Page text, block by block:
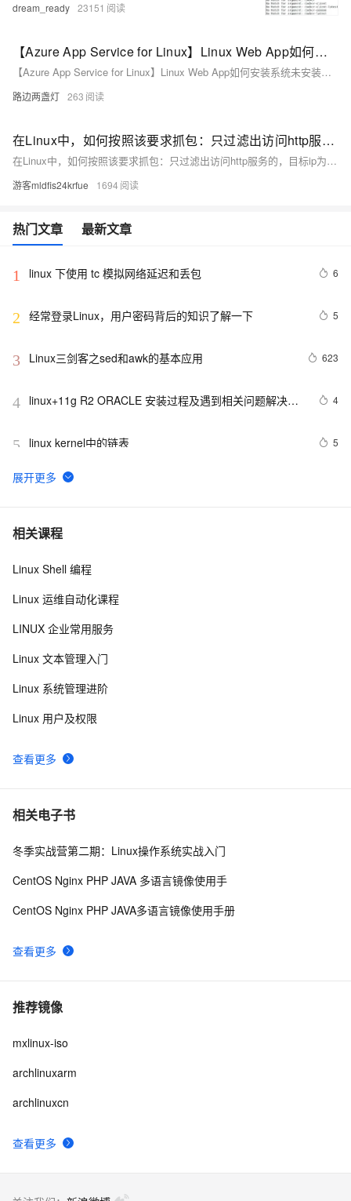
dream_ready 23151
【Azure App Service for Linux】Linux Web App如何安装系统未安装的包
【Azure App Service for Linux】Linux Web App如何安装系统未安装的包
路边两盏灯 263
在Linux中，如何按照该要求抓包：只过滤出访问http服务的，目标ip为192.168.0.111，一共抓1000个包，并且保存到1.cap文件中？
在Linux中，如何按照该要求抓包：只过滤出访问http服务的，目标ip为192.168.0.111，一共抓1000个包，并且保存到1.cap文件中？
游客mldfis24krfue 1694
热门文章 最新文章
1 linux 下使用 tc 模拟网络延迟和丢包 6
2 经常登录Linux，用户密码背后的知识了解一下 5
3 Linux三剑客之sed和awk的基本应用 623
4 linux+11g R2 ORACLE 安装过程及遇到相关问题解决方
4
5 linux kernel中的链表 5
6 linux下异步IO的简单例子【转】
7 linux C 9*9
8 深入理解Linux内核模块：加载机制、参数传递与实战开
10 Linux操作系统基础知识之六：系统调用
相关课程
查看更多
Linux Shell 编程
Linux 运维自动化课程
LINUX 企业常用服务
Linux 文本管理入门
Linux 系统管理进阶
Linux 用户及权限
相关电子书
查看更多
冬季实战营第二期：Linux操作系统实战入门
CentOS Nginx PHP JAVA 多语言镜像使用手
CentOS Nginx PHP JAVA多语言镜像使用手册
推荐镜像
查看更多
mxlinux-iso
archlinuxarm
archlinuxcn